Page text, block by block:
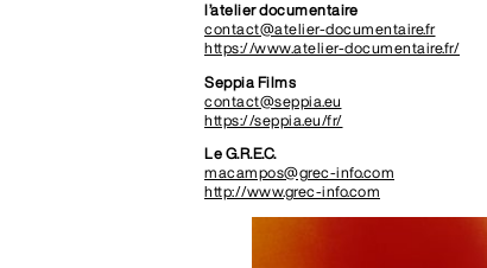
l’atelier documentaire
contact@atelier-documentaire.fr
https://www.atelier-documentaire.fr/
Seppia Films
contact@seppia.eu
https://seppia.eu/fr/
Le G.R.E.C.
macampos@grec-info.com
http://www.grec-info.com